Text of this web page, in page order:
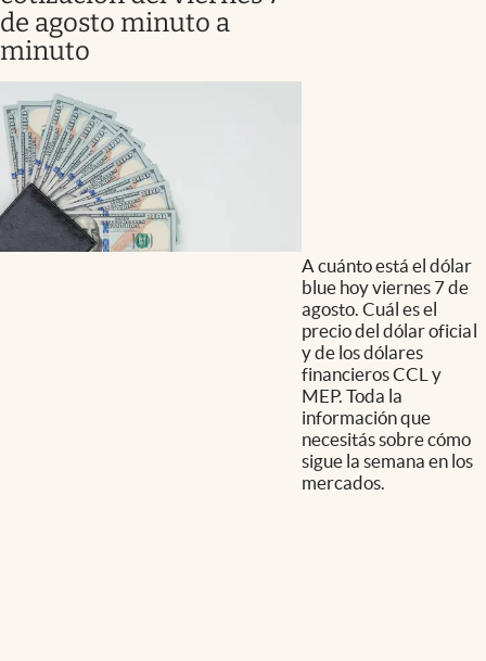
de agosto minuto a
minuto
A cuánto está el dólar
blue hoy viernes 7 de
agosto. Cuál es el
precio del dólar oficial
y de los dólares
financieros CCL y
MEP. Toda la
información que
necesitás sobre cómo
sigue la semana en los
mercados.